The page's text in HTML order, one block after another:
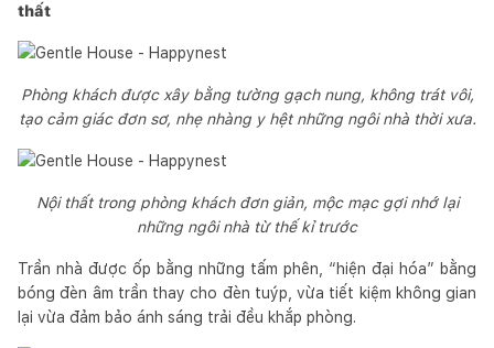
thất
Phòng khách được xây bằng tường gạch nung, không trát vôi,
tạo cảm giác đơn sơ, nhẹ nhàng y hệt những ngôi nhà thời xưa.
Nội thất trong phòng khách đơn giản, mộc mạc gợi nhớ lại
những ngôi nhà từ thế kỉ trước
Trần nhà được ốp bằng những tấm phên, “hiện đại hóa” bằng
bóng đèn âm trần thay cho đèn tuýp, vừa tiết kiệm không gian
lại vừa đảm bảo ánh sáng trải đều khắp phòng.